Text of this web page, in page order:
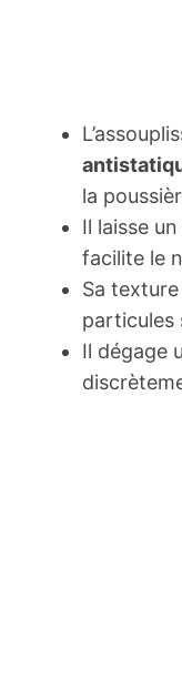
la
Il laisse
facilite le
Sa
particules
Il dégage